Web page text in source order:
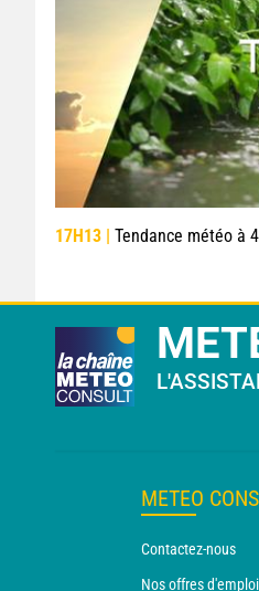
17H13 | Tendance météo à 4
METEO
Contactez-nous
Nos offres d'emploi